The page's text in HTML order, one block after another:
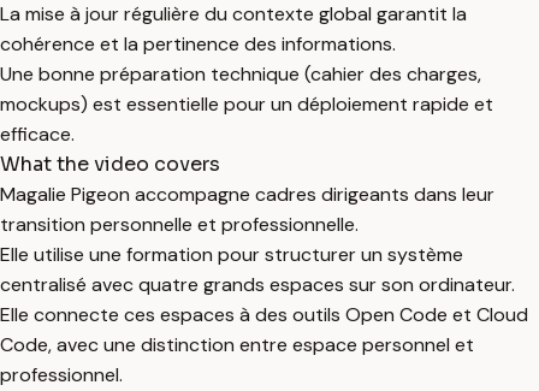
La mise à jour régulière du contexte global garantit la
cohérence et la pertinence des informations.
Une bonne préparation technique (cahier des charges,
mockups) est essentielle pour un déploiement rapide et
efficace.
What the video covers
Magalie Pigeon accompagne cadres dirigeants dans leur
transition personnelle et professionnelle.
Elle utilise une formation pour structurer un système
centralisé avec quatre grands espaces sur son ordinateur.
Elle connecte ces espaces à des outils Open Code et Cloud
Code, avec une distinction entre espace personnel et
professionnel.